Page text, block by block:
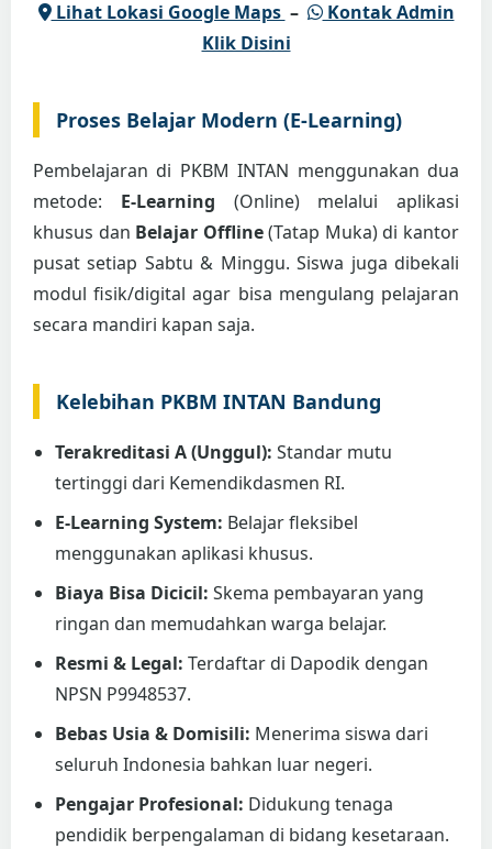
Lihat Lokasi Google Maps –
Kontak Admin
Klik Disini
Proses Belajar Modern (E-Learning)
Pembelajaran di PKBM INTAN menggunakan dua
metode: E-Learning (Online) melalui aplikasi
khusus dan Belajar Offline(Tatap Muka) di kantor
pusat setiap Sabtu & Minggu. Siswa juga dibekali
modul fisik/digital agar bisa mengulang pelajaran
secara mandiri kapan saja.
Kelebihan PKBM INTAN Bandung
Terakreditasi A (Unggul): Standar mutu
tertinggi dari Kemendikdasmen RI.
E-Learning System: Belajar fleksibel
menggunakan aplikasi khusus.
Biaya Bisa Dicicil: Skema pembayaran yang
ringan dan memudahkan warga belajar.
Resmi & Legal: Terdaftar di Dapodik dengan
NPSN P9948537.
Bebas Usia & Domisili: Menerima siswa dari
seluruh Indonesia bahkan luar negeri.
Pengajar Profesional: Didukung tenaga
pendidik berpengalaman di bidang kesetaraan.